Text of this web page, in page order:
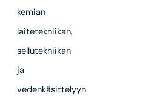
kemian
laitetekniikan,
sellutekniikan
ja
vedenkäsittelyyn